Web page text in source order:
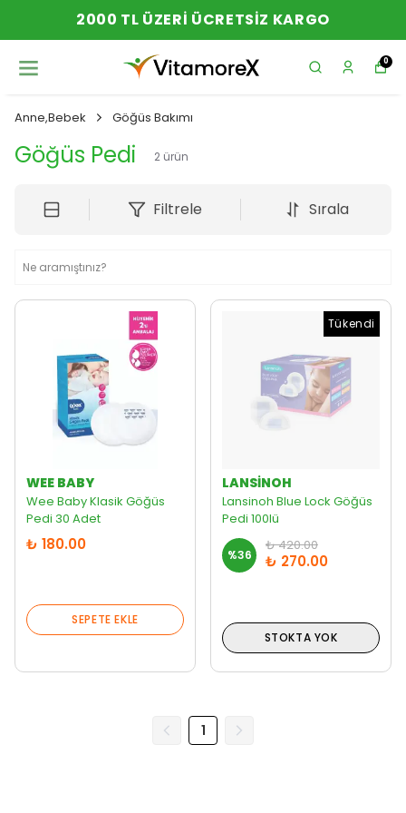
2000 TL ÜZERI ÜCRETSIZ KARGO
0
Anne,Bebek Göğüs Bakımı
Göğüs Pedi 2 ürün
Filtrele Sırala
WEE BABY
Wee Baby Klasik Göğüs
Pedi 30 Adet
₺ 180.00
SEPETE EKLE
Tükendi
LANSINOH
Lansinoh Blue Lock Göğüs
Pedi 100lü
%36
₺ 420.00
₺ 270.00
STOKTA YOK
1